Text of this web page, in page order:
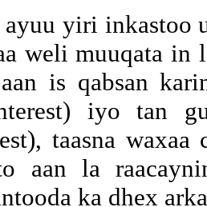
yiri inkastoo
weli muuqata in
is qabsan
iyo tan
taasna
aan la
ka dhex